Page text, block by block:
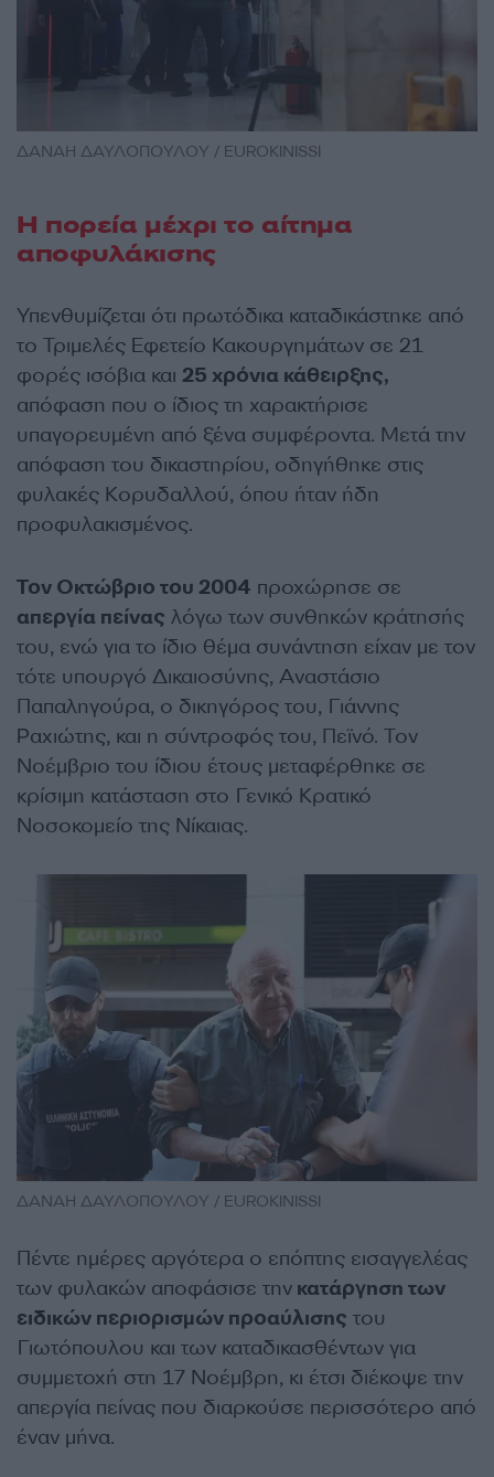
ΔΑΝΑΗ ΔΑΥΛΟΠΟΥΛΟΥ / EUROKINISSI
Η πορεία μέχρι το αίτημα
αποφυλάκισης
Υπενθυμίζεται ότι πρωτόδικα καταδικάστηκε από
το Τριμελές Εφετείο Κακουργημάτων σε 21
φορές ισόβια και 25 χρόνια κάθειρξης,
απόφαση που ο ίδιος τη χαρακτήρισε
υπαγορευμένη από ξένα συμφέροντα. Μετά την
απόφαση του δικαστηρίου, οδηγήθηκε στις
φυλακές Κορυδαλλού, όπου ήταν ήδη
προφυλακισμένος.
Τον Οκτώβριο του 2004 προχώρησε σε
απεργία πείνας λόγω των συνθηκών κράτησής
του, ενώ για το ίδιο θέμα συνάντηση είχαν με τον
τότε υπουργό Δικαιοσύνης, Αναστάσιο
Παπαληγούρα, ο δικηγόρος του, Γιάννης
Ραχιώτης, και η σύντροφός του, Πεϊνό. Τον
Νοέμβριο του ίδιου έτους μεταφέρθηκε σε
κρίσιμη κατάσταση στο Γενικό Κρατικό
Νοσοκομείο της Νίκαιας.
ΔΑΝΑΗ ΔΑΥΛΟΠΟΥΛΟΥ / EUROKINISSI
Πέντε ημέρες αργότερα ο επόπτης εισαγγελέας
των φυλακών αποφάσισε την κατάργηση των
ειδικών περιορισμών προαύλισης του
Γιωτόπουλου και των καταδικασθέντων για
συμμετοχή στη 17 Νοέμβρη, κι έτσι διέκοψε την
απεργία πείνας που διαρκούσε περισσότερο από
έναν μήνα.